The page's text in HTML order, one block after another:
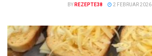
BY REZEPTE38 2 FEBRUAR 2026